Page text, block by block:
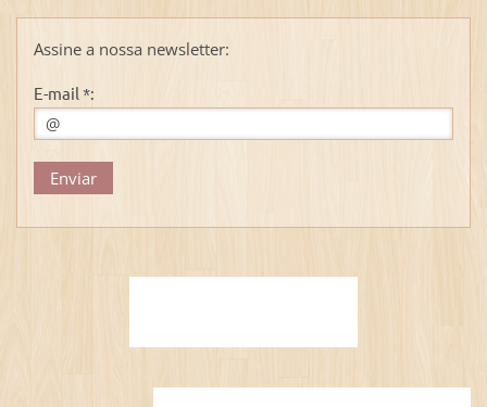
Assine a nossa newsletter:
E-mail *: